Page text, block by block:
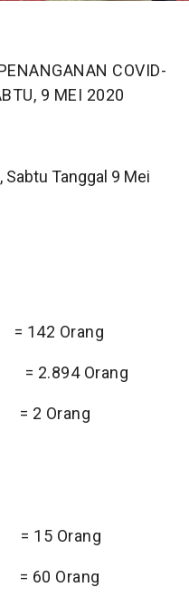
COVID-
9 MEI 2020
Sabtu Tanggal 9 Mei
Orang
Orang
Orang
Orang
Orang